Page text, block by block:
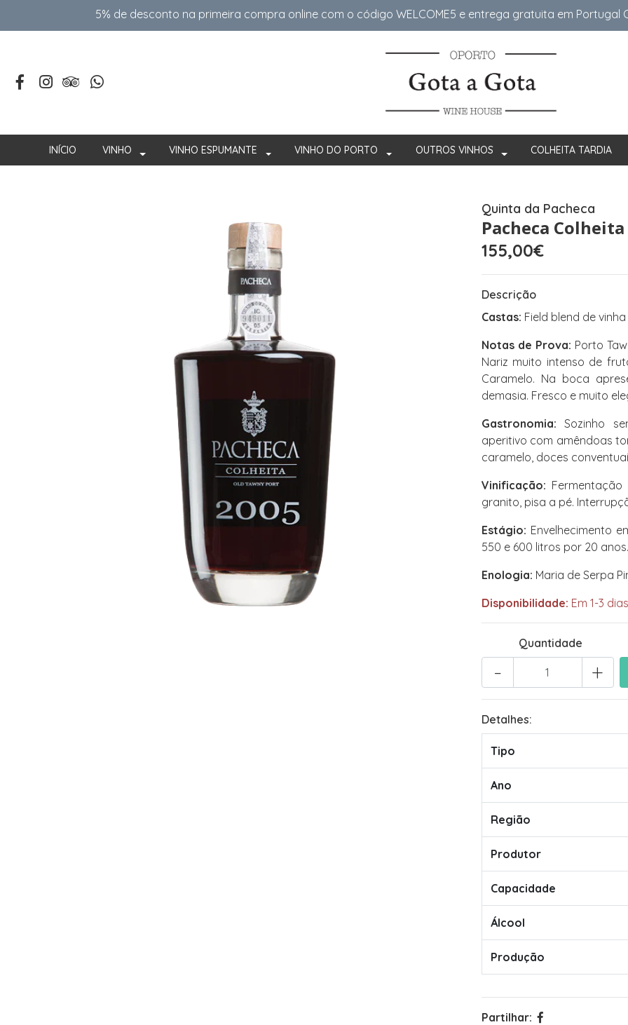
5% de desconto na primeira compra online com o código WELCOME5 e entrega gratuita em
INÍCIO VINHO VINHO ESPUMANTE VINHO DO PORTO OUTROS VINHOS COLHEITA TARDIA
Quinta da Pacheca
Pacheca
155,00€
Descrição
Castas: Field blend de
Notas de Prova: Porto
Nariz muito intenso de
Caramelo. Na boca
demasia. Fresco e muito
Gastronomia: Sozinho
aperitivo com amêndoas
caramelo, doces
Vinificação:
granito, pisa a pé.
Estágio: Envelhecimento
550 e 600 litros por 20 anos.
Enologia: Maria de Serpa
Disponibilidade: Em 1-3
Quantidade
+
-
Detalhes:
Tipo
Ano
Região
Produtor
Capacidade
Álcool
Produção
Partilhar: